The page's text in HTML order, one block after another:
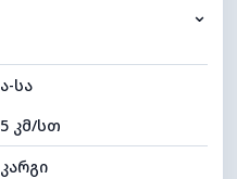
4 (მკრთალი)
4000 მ
⌄
ა-სა
5 კმ/სთ
კარგი